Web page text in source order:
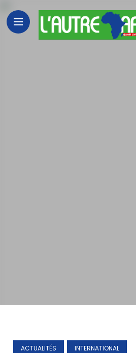
ACTUALITÉS INTERNATIONAL